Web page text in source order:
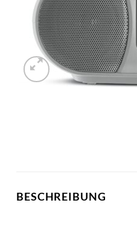
BESCHREIBUNG